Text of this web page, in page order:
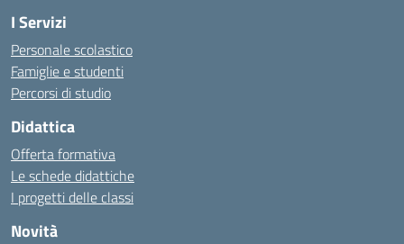
I Servizi
Personale scolastico
Famiglie e studenti
Percorsi di studio
Didattica
Offerta formativa
Le schede didattiche
I progetti delle classi
Novità